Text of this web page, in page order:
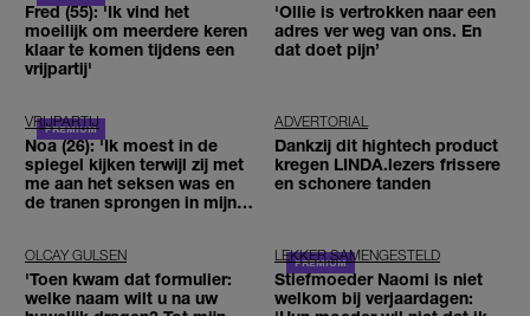
Fred (55): 'Ik vind het
moeilijk om meerdere keren
klaar te komen tijdens een
vrijpartij'
'Ollie is vertrokken naar een
adres ver weg van ons. En
dat doet pijn’
VRIJPARTIJ
Noa (26): 'Ik moest in de
spiegel kijken terwijl zij met
me aan het seksen was en
de tranen sprongen in mijn
ADVERTORIAL
Dankzij dit hightech product
kregen LINDA.lezers frissere
en schonere tanden
OLCAY GULSEN
'Toen kwam dat formulier:
welke naam wilt u na uw
LEKKER SAMENGESTELD
Stiefmoeder Naomi is niet
welkom bij verjaardagen: